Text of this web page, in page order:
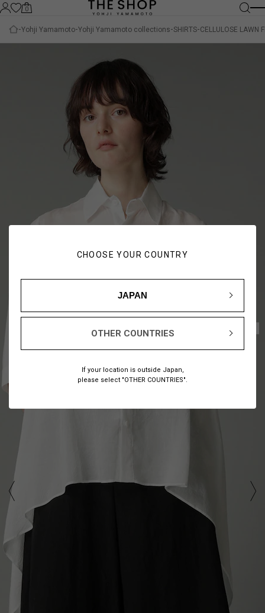
CHOOSE YOUR COUNTRY
JAPAN
OTHER COUNTRIES
If your location is outside Japan,
please select "OTHER COUNTRIES".
0
Yohji Yamamoto Yohji Yamamoto collections SHIRTS CELLULOSE LAWN